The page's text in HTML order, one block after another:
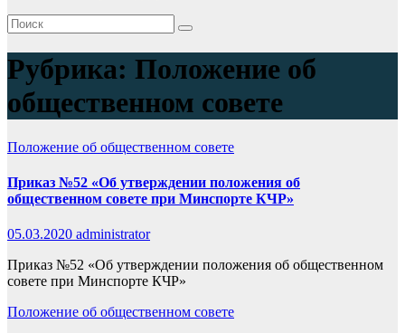
Рубрика: Положение об
общественном совете
Положение об общественном совете
Приказ №52 «Об утверждении положения об
общественном совете при Минспорте КЧР»
05.03.2020 administrator
Приказ №52 «Об утверждении положения об общественном
совете при Минспорте КЧР»
Положение об общественном совете